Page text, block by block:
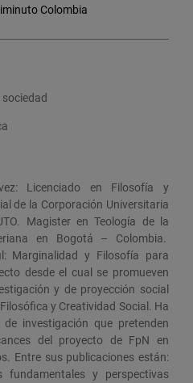
Colombia
Licenciado en Filosofía y
de la Corporación Universitaria
Magister en Teología de la
en Bogotá – Colombia.
Marginalidad y Filosofía para
desde el cual se promueven
y de proyección social
y Creatividad Social. Ha
investigación que pretenden
del proyecto de FpN en
Entre sus publicaciones están:
fundamentales y perspectivas